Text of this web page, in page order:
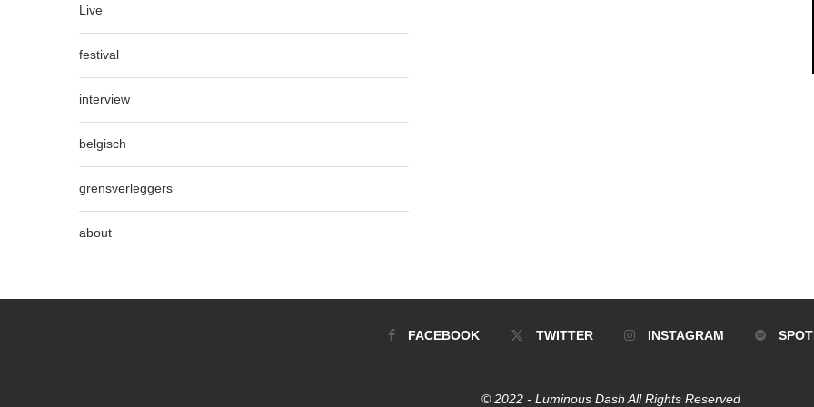
Live
festival
interview
belgisch
grensverleggers
about
FACEBOOK TWITTER INSTAGRAM
© 2022 - Luminous Dash All Rights Reserved